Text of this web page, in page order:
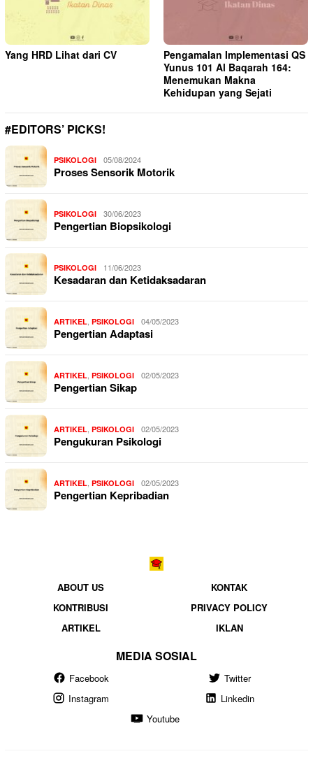
Yang HRD Lihat dari CV
Pengamalan Implementasi QS
Yunus 101 Al Baqarah 164:
Menemukan Makna
Kehidupan yang Sejati
#EDITORS’ PICKS!
PSIKOLOGI 05/08/2024
Proses Sensorik Motorik
PSIKOLOGI 30/06/2023
Pengertian Biopsikologi
PSIKOLOGI 11/06/2023
Kesadaran dan Ketidaksadaran
ARTIKEL PSIKOLOGI 04/05/2023
Pengertian Adaptasi
ARTIKEL PSIKOLOGI 02/05/2023
Pengertian Sikap
ARTIKEL PSIKOLOGI 02/05/2023
Pengukuran Psikologi
ARTIKEL PSIKOLOGI 02/05/2023
Pengertian Kepribadian
ABOUT US
KONTAK
KONTRIBUSI
PRIVACY POLICY
ARTIKEL
IKLAN
MEDIA SOSIAL
Facebook
Twitter
Instagram
Linkedin
Youtube